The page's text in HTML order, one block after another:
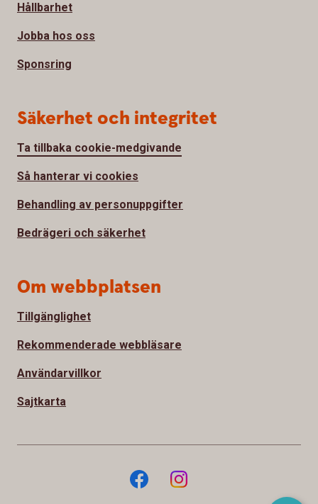
Hållbarhet
Jobba hos oss
Sponsring
Säkerhet och integritet
Ta tillbaka cookie-medgivande
Så hanterar vi cookies
Behandling av personuppgifter
Bedrägeri och säkerhet
Om webbplatsen
Tillgänglighet
Rekommenderade webbläsare
Användarvillkor
Sajtkarta